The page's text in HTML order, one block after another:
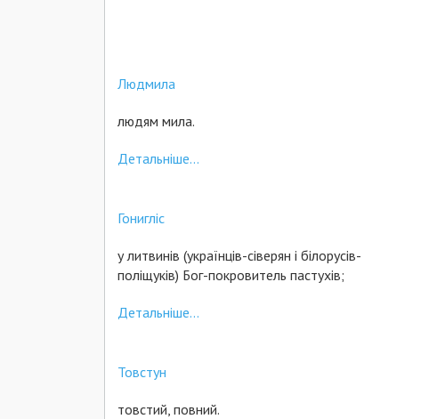
Людмила
людям мила.
Детальніше...
Гонигліс
у литвинів (українців-сіверян і білорусів-
поліщуків) Бог-покровитель пастухів;
Детальніше...
Товстун
товстий, повний.